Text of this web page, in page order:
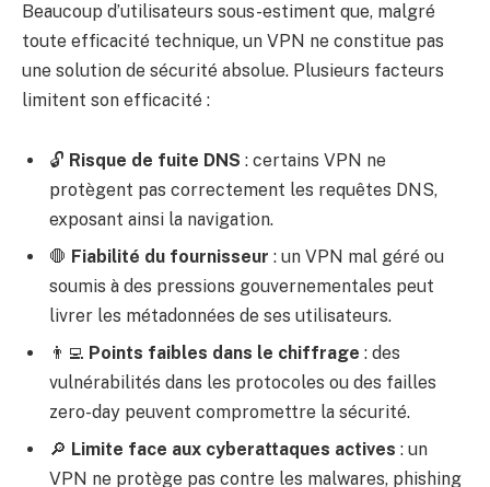
Beaucoup d’utilisateurs sous-estiment que, malgré
toute efficacité technique, un VPN ne constitue pas
une solution de sécurité absolue. Plusieurs facteurs
limitent son efficacité :
🔓 Risque de fuite DNS : certains VPN ne
protègent pas correctement les requêtes DNS,
exposant ainsi la navigation.
🛑 Fiabilité du fournisseur : un VPN mal géré ou
soumis à des pressions gouvernementales peut
livrer les métadonnées de ses utilisateurs.
👨‍💻 Points faibles dans le chiffrage : des
vulnérabilités dans les protocoles ou des failles
zero-day peuvent compromettre la sécurité.
🔎 Limite face aux cyberattaques actives : un
VPN ne protège pas contre les malwares, phishing